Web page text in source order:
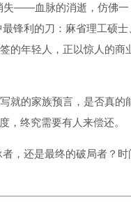
失——血脉的消逝，仿佛一
锋利的刀：麻省理工硕士
的年轻人，正以惊人的商
就的家族预言，是否真的
终究需要有人来偿还。
，还是最终的破局者？时